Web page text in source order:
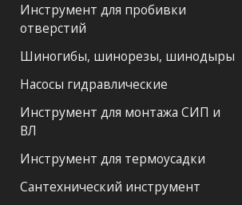
Инструмент для пробивки
отверстий
Шиногибы, шинорезы, шинодыры
Насосы гидравлические
Инструмент для монтажа СИП и
ВЛ
Инструмент для термоусадки
Сантехнический инструмент